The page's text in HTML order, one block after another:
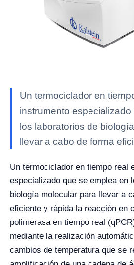
Un termociclador en
instrumento
los laboratorios de
llevar a cabo de forma
Un termociclador en tiempo real
especializado que se emplea en
biología molecular para llevar a
eficiente y rápida la reacción en
polimerasa en tiempo real
mediante la realización
cambios de temperatura que se